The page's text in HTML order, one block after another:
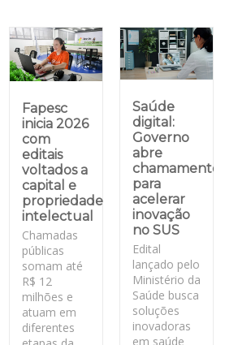
Fapesc
inicia 2026
com
editais
voltados a
capital e
propriedade
intelectual
Chamadas
públicas
somam até
R$ 12
milhões e
atuam em
diferentes
Saúde
digital:
Governo
abre
chamamento
para
acelerar
inovação
no SUS
Edital
lançado pelo
Ministério da
Saúde busca
soluções
inovadoras
em saúde